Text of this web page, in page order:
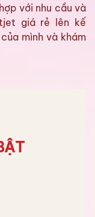
với nhu cầu và
giá rẻ lên kế
mình và khám